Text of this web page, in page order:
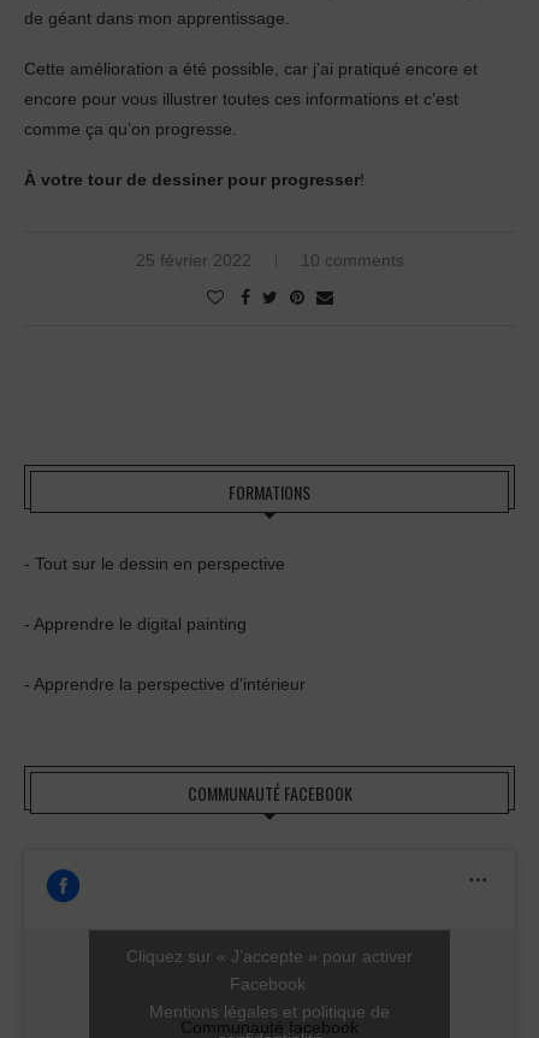
de géant dans mon apprentissage.
Cette amélioration a été possible, car j’ai pratiqué encore et
encore pour vous illustrer toutes ces informations et c’est
comme ça qu’on progresse.
À votre tour de dessiner pour progresser!
25 février 2022 10 comments
FORMATIONS
- Tout sur le dessin en perspective
- Apprendre le digital painting
- Apprendre la perspective d'intérieur
COMMUNAUTÉ FACEBOOK
Communauté facebook
Cliquez sur « J’accepte » pour activer
Facebook
Mentions légales et politique de